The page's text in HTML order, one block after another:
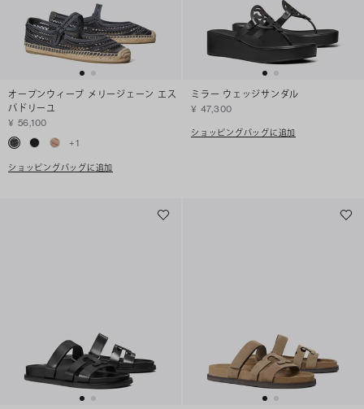
オープンウィーブ メリージェーン エス
パドリーユ
¥ 56,100
+1
ショッピングバッグに追加
ミラー ウェッジサンダル
¥ 47,300
ショッピングバッグに追加